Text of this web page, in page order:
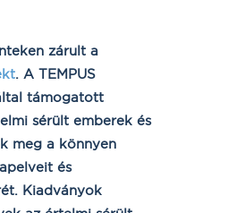
zárult a
. A TEMPUS
támogatott
sérült emberek és
meg a könnyen
és
Kiadványok